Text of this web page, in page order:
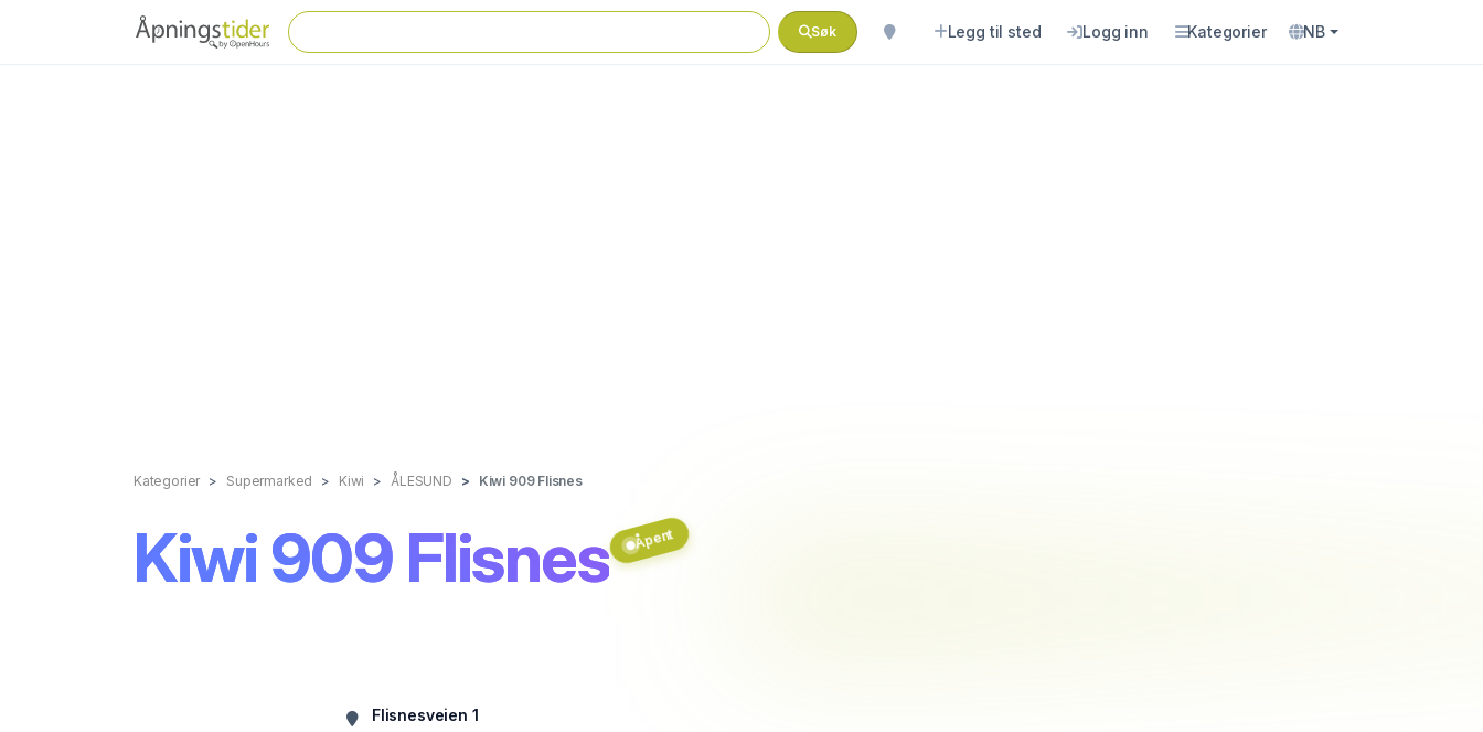
Søk Legg til sted Logg inn Kategorier NB
Kategorier Supermarked Kiwi ÅLESUND Kiwi 909 Flisnes
Kiwi 909 Flisnes Åpent
Flisnesveien 1